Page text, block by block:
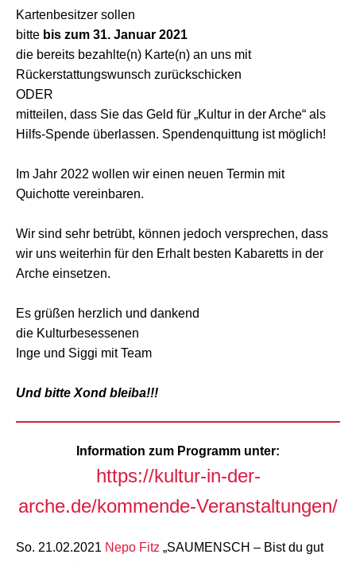
Kartenbesitzer sollen
bitte bis zum 31. Januar 2021
die bereits bezahlte(n) Karte(n) an uns mit
Rückerstattungswunsch zurückschicken
ODER
mitteilen, dass Sie das Geld für „Kultur in der Arche“ als
Hilfs-Spende überlassen. Spendenquittung ist möglich!
Im Jahr 2022 wollen wir einen neuen Termin mit
Quichotte vereinbaren.
Wir sind sehr betrübt, können jedoch versprechen, dass
wir uns weiterhin für den Erhalt besten Kabaretts in der
Arche einsetzen.
Es grüßen herzlich und dankend
die Kulturbesessenen
Inge und Siggi mit Team
Und bitte Xond bleiba!!!
Information zum Programm unter:
https://kultur-in-der-
arche.de/kommende-Veranstaltungen/
So. 21.02.2021 Nepo Fitz „SAUMENSCH – Bist du gut